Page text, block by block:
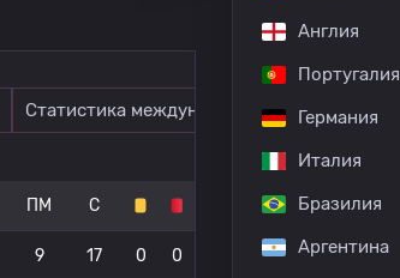
Статистика международных матчей
ПМ С
9 17 0 0
Англия
Португалия
Германия
Италия
Бразилия
Аргентина